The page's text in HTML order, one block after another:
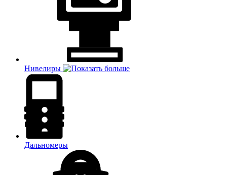
Нивелиры
Дальномеры